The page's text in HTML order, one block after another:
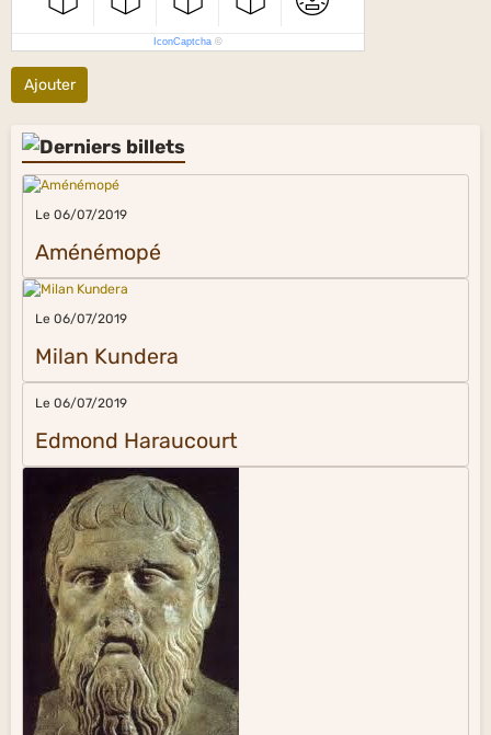
IconCaptcha ©
Ajouter
Le 06/07/2019
Aménémopé
Le 06/07/2019
Milan Kundera
Le 06/07/2019
Edmond Haraucourt